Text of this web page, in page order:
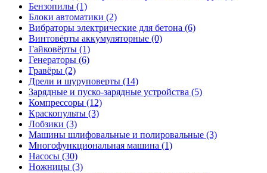
Бензопилы (1)
Блоки автоматики (2)
Вибраторы электрические для бетона (6)
Винтовёрты аккумуляторные (0)
Гайковёрты (1)
Генераторы (6)
Гравёры (2)
Дрели и шуруповерты (14)
Зарядные и пуско-зарядные устройства (5)
Компрессоры (12)
Краскопульты (3)
Лобзики (3)
Машины шлифовальные и полировальные (3)
Многофункциональная машина (1)
Насосы (30)
Ножницы (3)